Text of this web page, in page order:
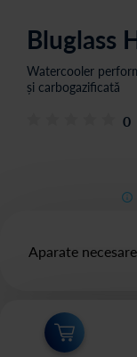
Bluglass
Watercooler
și carbogazificată
0
Aparate necesare